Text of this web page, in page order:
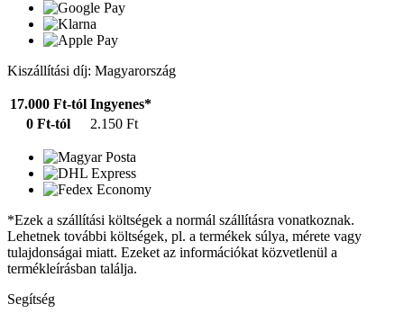
Kiszállítási díj: Magyarország
17.000 Ft-tól Ingyenes*
0 Ft-tól
2.150 Ft
*Ezek a szállítási költségek a normál szállításra vonatkoznak.
Lehetnek további költségek, pl. a termékek súlya, mérete vagy
tulajdonságai miatt. Ezeket az információkat közvetlenül a
termékleírásban találja.
Segítség